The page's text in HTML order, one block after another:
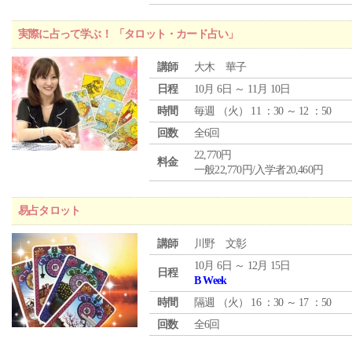
実際に占って学ぶ！ 「タロット・カード占い」
講師
大木 華子
日程
10月 6日 ～ 11月 10日
時間
毎週 （火 ） 11 ：30 ～ 12 ：50
回数
全6回
料金
22,770円
一般22,770円/入学者20,460円
易占タロット
講師 川野 文彰
日程
10月 6日 ～ 12月 15日
B Week
時間
隔週 （火 ） 16 ：30 ～ 17 ：50
回数
全6回